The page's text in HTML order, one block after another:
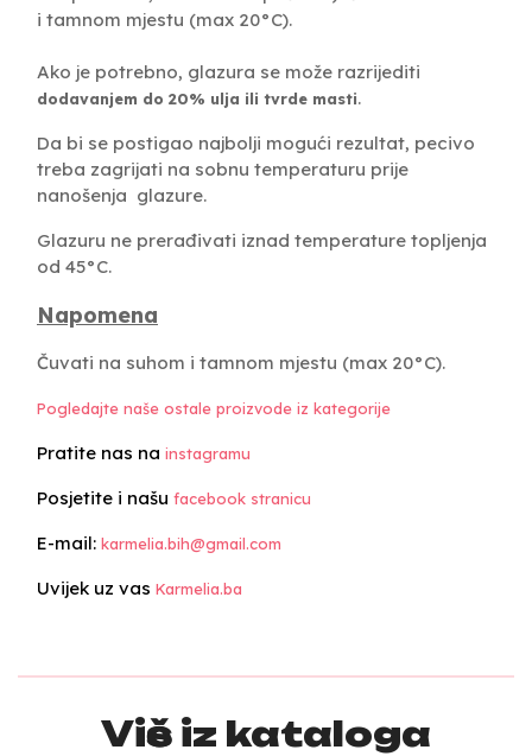
i tamnom mjestu (max 20°C).
Ako je potrebno, glazura se može razrijediti
dodavanjem do 20% ulja ili tvrde masti.
Da bi se postigao najbolji mogući rezultat, pecivo
treba zagrijati na sobnu temperaturu prije
nanošenja glazure.
Glazuru ne prerađivati ​​iznad temperature topljenja
od 45°C.
Napomena
Čuvati na suhom i tamnom mjestu (max 20°C).
Pogledajte naše ostale proizvode iz kategorije
Pratite nas na instagramu
Posjetite i našu facebook stranicu
E-mail: karmelia.bih@gmail.com
Uvijek uz vas Karmelia.ba
Više iz kataloga